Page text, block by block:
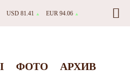
USD 81.41 ▲ EUR 94.06 ▲
ФОТО АРХИВ